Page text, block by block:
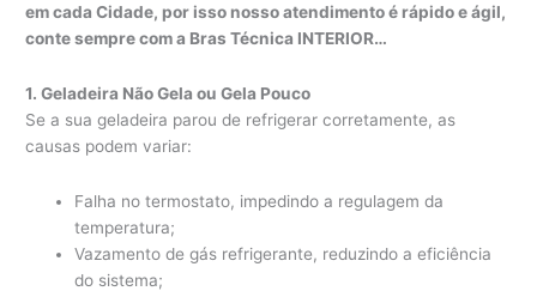
em cada Cidade, por isso nosso atendimento é rápido e ágil,
conte sempre com a Bras Técnica INTERIOR…
1. Geladeira Não Gela ou Gela Pouco
Se a sua geladeira parou de refrigerar corretamente, as
causas podem variar:
Falha no termostato, impedindo a regulagem da
temperatura;
Vazamento de gás refrigerante, reduzindo a eficiência
do sistema;